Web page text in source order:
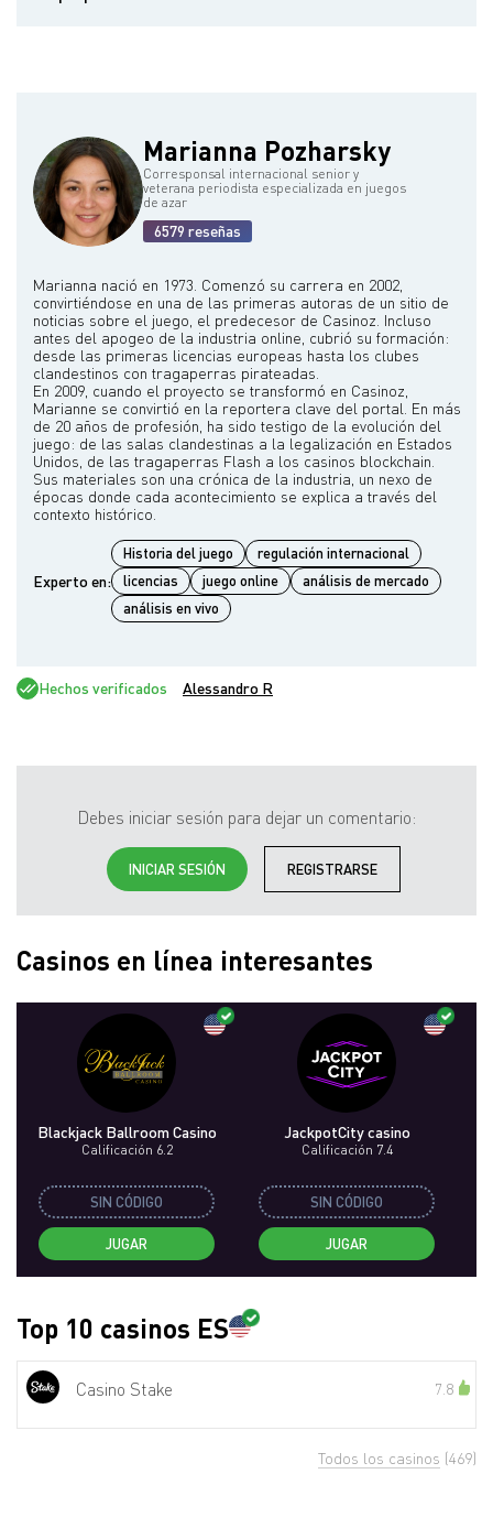
Marianna Pozharsky
Corresponsal internacional senior y
veterana periodista especializada en juegos
de azar
6579 reseñas
Marianna nació en 1973. Comenzó su carrera en 2002,
convirtiéndose en una de las primeras autoras de un sitio de
noticias sobre el juego, el predecesor de Casinoz. Incluso
antes del apogeo de la industria online, cubrió su formación:
desde las primeras licencias europeas hasta los clubes
clandestinos con tragaperras pirateadas.
En 2009, cuando el proyecto se transformó en Casinoz,
Marianne se convirtió en la reportera clave del portal. En más
de 20 años de profesión, ha sido testigo de la evolución del
juego: de las salas clandestinas a la legalización en Estados
Unidos, de las tragaperras Flash a los casinos blockchain.
Sus materiales son una crónica de la industria, un nexo de
épocas donde cada acontecimiento se explica a través del
Experto en:
Historia del juego
regulación internacional
licencias
juego online
análisis de mercado
análisis en vivo
Hechos verificados Alessandro R
Debes iniciar sesión para dejar un comentario:
INICIAR SESIÓN REGISTRARSE
Casinos en línea interesantes
Blackjack Ballroom Casino
Calificación 6.2
SIN CÓDIGO
JUGAR
JackpotCity casino
Calificación 7.4
SIN CÓDIGO
JUGAR
Top 10 casinos ES
Casino Stake 7.8
Todos los casinos (469)